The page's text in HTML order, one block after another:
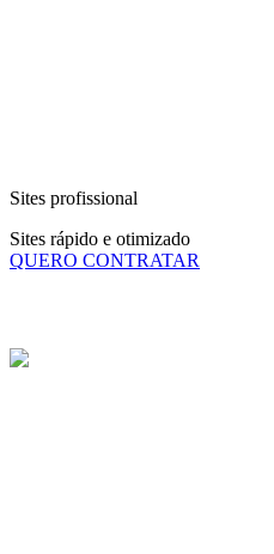
Sites profissional
Sites rápido e otimizado
QUERO CONTRATAR